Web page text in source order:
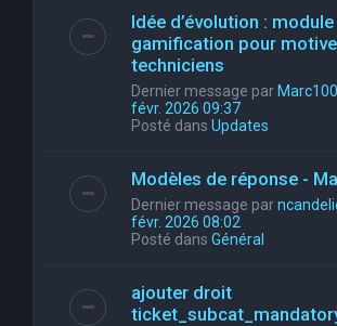
Idée d’évolution :
gamification pour
techniciens
Dernier message par
févr. 2026 09:37
Posté dans Updates
Modèles de réponse -
Dernier message par
févr. 2026 08:02
Posté dans Général
ajouter droit